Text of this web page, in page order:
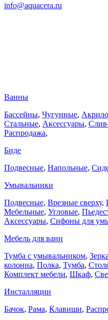
info@aquacera.ru
Ванны
Бассейны, Чугунные,
Стальные, Аксессуары,
Распродажа,
Биде
Подвесные, Напольные,
Умывальники
Подвесные, Врезные сверху,
Мебельные, Угловые,
Аксессуары, Сифоны для
Мебель для ванн
Тумба с умывальником,
колонна, Полка, Тумба,
Комплект мебели, Шкаф,
Инсталляции
Бачок, Рама, Клавиши,